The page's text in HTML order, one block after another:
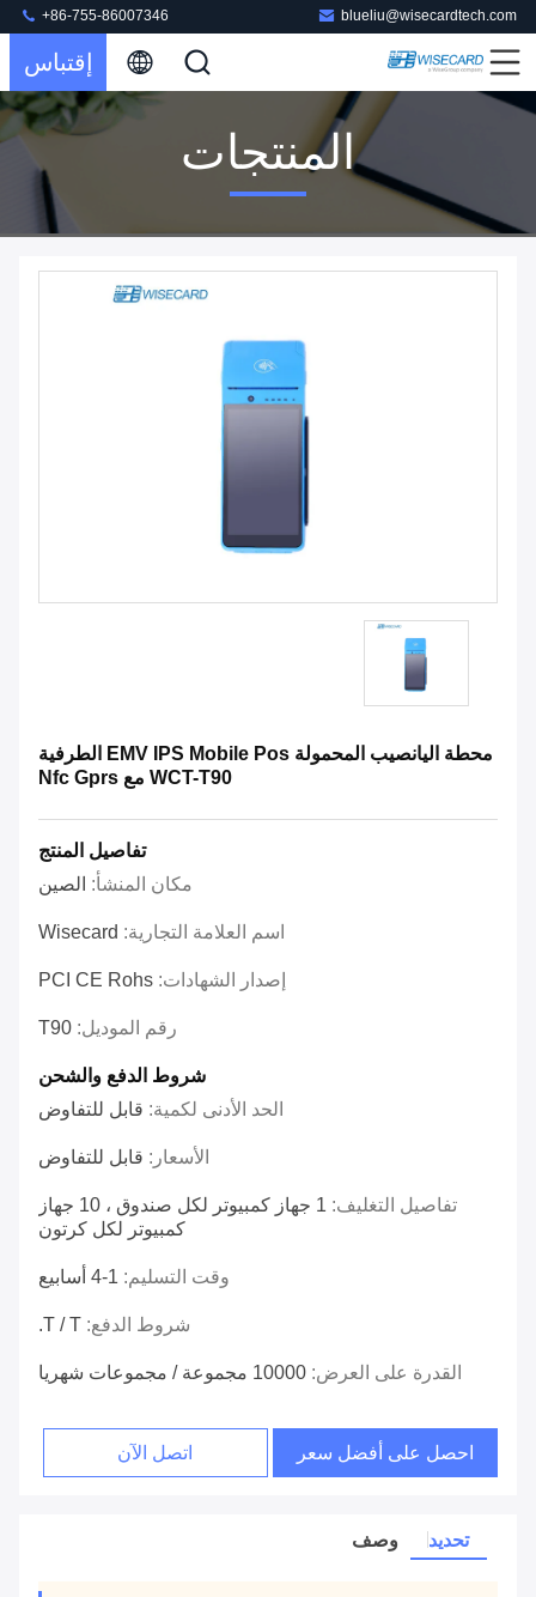
blueliu@wisecardtech.com
+86-755-86007346
إقتباس
المنتجات
محطة اليانصيب المحمولة EMV IPS Mobile Pos الطرفية
WCT-T90 مع Nfc Gprs
تفاصيل المنتج
مكان المنشأ: الصين
اسم العلامة التجارية: Wisecard
إصدار الشهادات: PCI CE Rohs
رقم الموديل: T90
شروط الدفع والشحن
الحد الأدنى لكمية: قابل للتفاوض
الأسعار: قابل للتفاوض
تفاصيل التغليف:
1 جهاز كمبيوتر لكل صندوق ، 10 جهاز
كمبيوتر لكل كرتون
وقت التسليم: 1-4 أسابيع
شروط الدفع: T / T.
القدرة على العرض: 10000 مجموعة / مجموعات شهريا
احصل على أفضل سعر اتصل الآن
تحديد وصف